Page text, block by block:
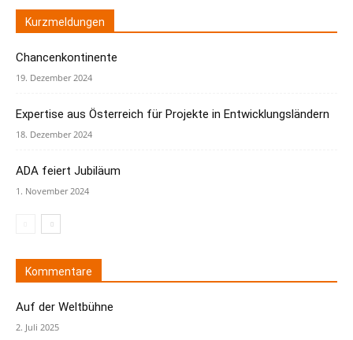
Kurzmeldungen
Chancenkontinente
19. Dezember 2024
Expertise aus Österreich für Projekte in Entwicklungsländern
18. Dezember 2024
ADA feiert Jubiläum
1. November 2024
Kommentare
Auf der Weltbühne
2. Juli 2025